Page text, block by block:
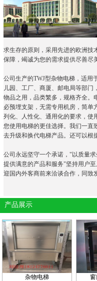
求生存的原则，采用先进的欧洲技
保障，竭诚为您的需求提供尽善尽
公司生产的TWJ型杂物电梯，适用
儿园、工厂、商厦、邮电局等部
物品之用，品类繁多，规格齐全。
必预埋支架，无需专用机房，简单
列化、人性化、通用化的要求，使
您使用电梯的更佳选择。我们一直
去升级和换代电梯产品。还可以根
公司永远坚守一个承诺，"以质量
提供满意的产品和服务"坚持用户
迎国内外客商前来洽谈合作，同致
产品展示
杂物电梯